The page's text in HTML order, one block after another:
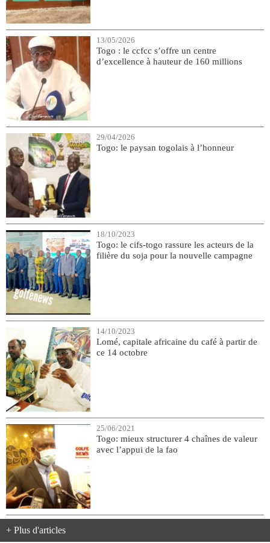
13/05/2026
Togo : le ccfcc s’offre un centre
d’excellence à hauteur de 160 millions
29/04/2026
Togo: le paysan togolais à l’honneur
18/10/2023
Togo: le cifs-togo rassure les acteurs de la
filière du soja pour la nouvelle campagne
14/10/2023
Lomé, capitale africaine du café à partir de
ce 14 octobre
25/06/2021
Togo: mieux structurer 4 chaînes de valeur
avec l’appui de la fao
+ Plus d'articles